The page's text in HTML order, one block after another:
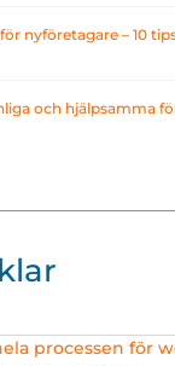
nyföretagare – 10
och hjälpsamma